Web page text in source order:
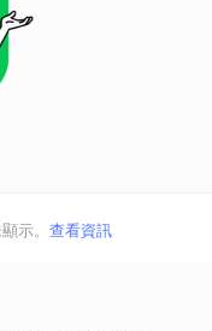
示。 查看資訊